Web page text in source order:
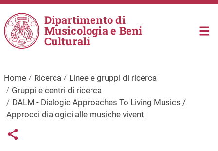
Salta al contenuto principale
Dipartimento di
Musicologia e Beni
Culturali
Home Ricerca
Linee e gruppi di ricerca
Gruppi e centri di ricerca
DALM - Dialogic Approaches To Living Musics /
Approcci dialogici alle musiche viventi
Links condivisione social
Share button